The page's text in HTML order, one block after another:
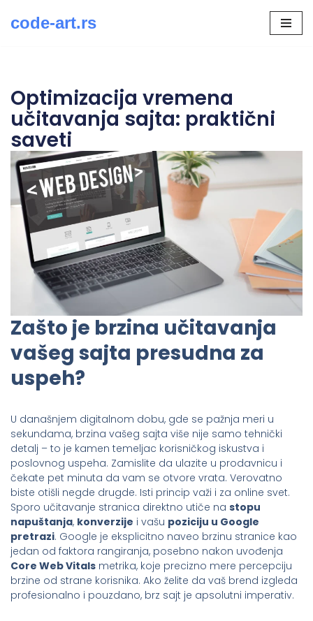
code-art.rs
Optimizacija vremena
učitavanja sajta: praktični
saveti
Zašto je brzina učitavanja
vašeg sajta presudna za
uspeh?
U današnjem digitalnom dobu, gde se pažnja meri u
sekundama, brzina vašeg sajta više nije samo tehnički
detalj – to je kamen temeljac korisničkog iskustva i
poslovnog uspeha. Zamislite da ulazite u prodavnicu i
čekate pet minuta da vam se otvore vrata. Verovatno
biste otišli negde drugde. Isti princip važi i za online svet.
Sporo učitavanje stranica direktno utiče na stopu
napuštanja, konverzije i vašu poziciju u Google
pretrazi. Google je eksplicitno naveo brzinu stranice kao
jedan od faktora rangiranja, posebno nakon uvođenja
Core Web Vitals metrika, koje precizno mere percepciju
brzine od strane korisnika. Ako želite da vaš brend izgleda
profesionalno i pouzdano, brz sajt je apsolutni imperativ.